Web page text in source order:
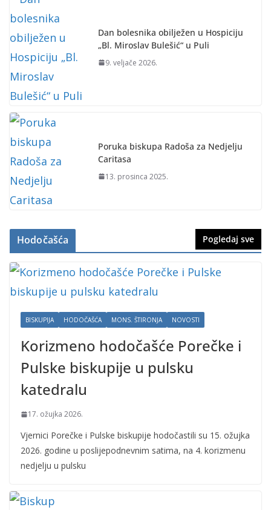
Dan bolesnika obilježen u Hospiciju
„Bl. Miroslav Bulešić“ u Puli
9. veljače 2026.
Poruka biskupa Radoša za Nedjelju
Caritasa
13. prosinca 2025.
Hodočašća Pogledaj sve
BISKUPIJA HODOČAŠĆA MONS. ŠTIRONJA NOVOSTI
Korizmeno hodočašće Porečke i
Pulske biskupije u pulsku
katedralu
17. ožujka 2026.
Vjernici Porečke i Pulske biskupije hodočastili su 15. ožujka
2026. godine u poslijepodnevnim satima, na 4. korizmenu
nedjelju u pulsku